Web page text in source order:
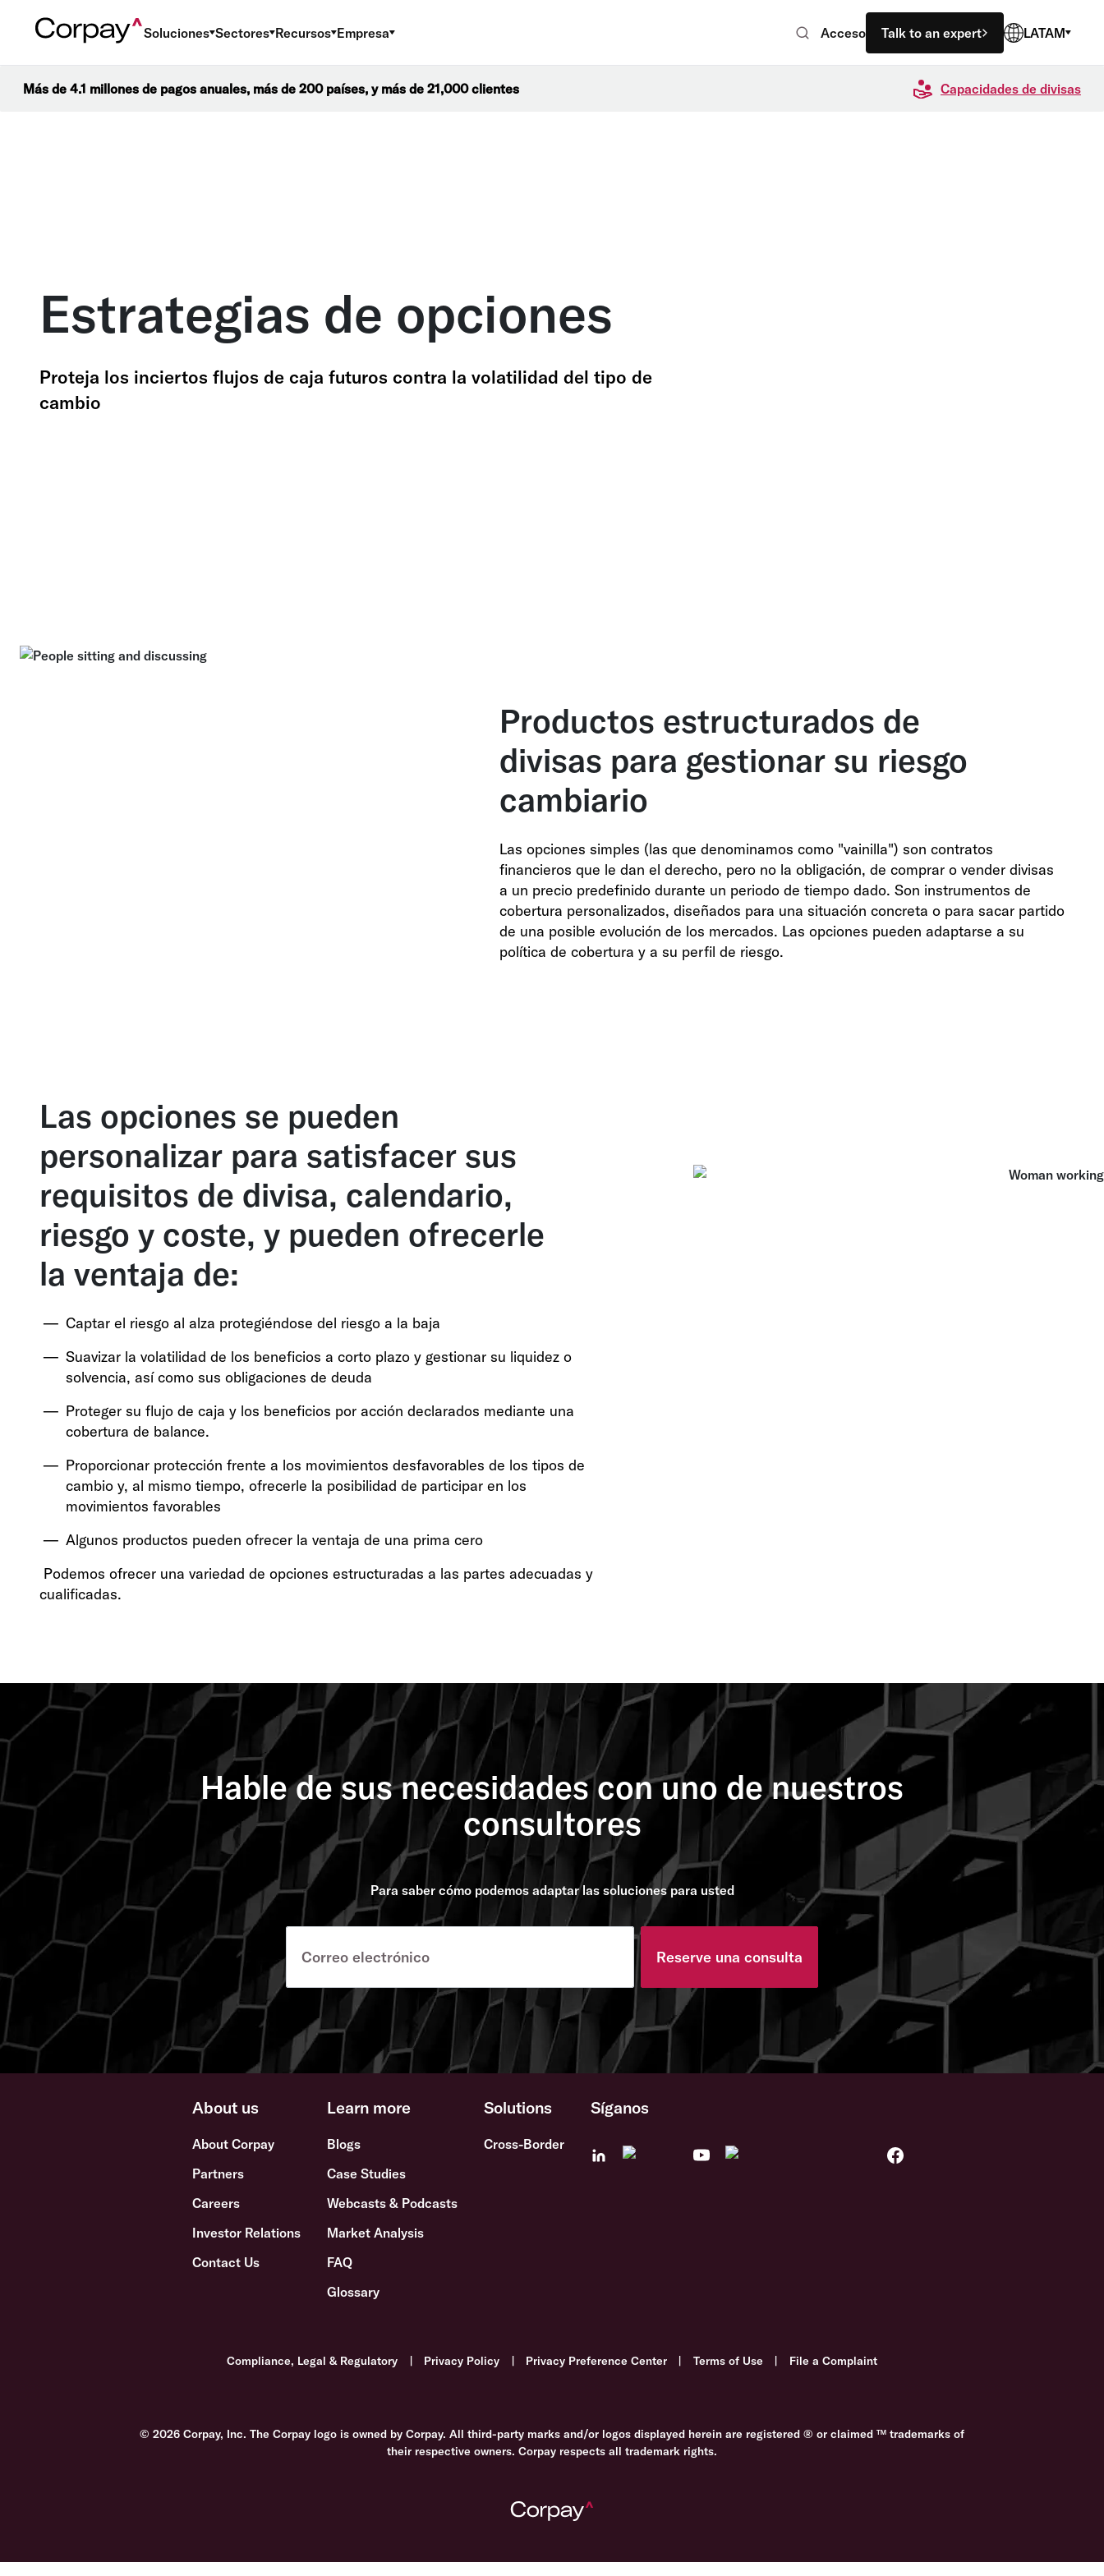
Soluciones Sectores Recursos Empresa Acceso Talk to an expert LATAM
Más de 4.1 millones de pagos anuales, más de 200 países, y más de 21,000 clientes Capacidades de divisas
Estrategias de opciones
Proteja los inciertos flujos de caja futuros contra la volatilidad del tipo de
cambio
Productos estructurados de
divisas para gestionar su riesgo
cambiario
Las opciones simples (las que denominamos como "vainilla") son contratos
financieros que le dan el derecho, pero no la obligación, de comprar o vender divisas
a un precio predefinido durante un periodo de tiempo dado. Son instrumentos de
cobertura personalizados, diseñados para una situación concreta o para sacar partido
de una posible evolución de los mercados. Las opciones pueden adaptarse a su
política de cobertura y a su perfil de riesgo.
Las opciones se pueden
personalizar para satisfacer sus
requisitos de divisa, calendario,
riesgo y coste, y pueden ofrecerle
la ventaja de:
Captar el riesgo al alza protegiéndose del riesgo a la baja
Suavizar la volatilidad de los beneficios a corto plazo y gestionar su liquidez o
solvencia, así como sus obligaciones de deuda
Proteger su flujo de caja y los beneficios por acción declarados mediante una
cobertura de balance.
Proporcionar protección frente a los movimientos desfavorables de los tipos de
cambio y, al mismo tiempo, ofrecerle la posibilidad de participar en los
movimientos favorables
Algunos productos pueden ofrecer la ventaja de una prima cero
Podemos ofrecer una variedad de opciones estructuradas a las partes adecuadas y
cualificadas.
Hable de sus necesidades con uno de nuestros
consultores
Para saber cómo podemos adaptar las soluciones para usted
Reserve una consulta
About us
About Corpay
Partners
Careers
Investor Relations
Contact Us
Learn more
Blogs
Case Studies
Webcasts & Podcasts
Market Analysis
FAQ
Glossary
Solutions
Cross-Border
Síganos
Compliance, Legal & Regulatory | Privacy Policy | Privacy Preference Center | Terms of Use | File a Complaint
© 2026 Corpay, Inc. The Corpay logo is owned by Corpay. All third-party marks and/or logos displayed herein are registered ® or claimed ™ trademarks of
their respective owners. Corpay respects all trademark rights.